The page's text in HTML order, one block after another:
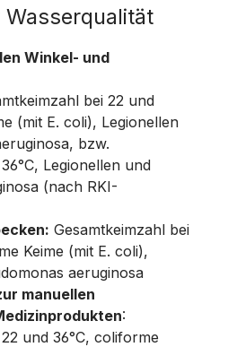
Winkel- und
bei 22 und
(mit E. coli), Legionellen
bzw.
Legionellen und
(nach RKI-
Gesamtkeimzahl bei
Keime (mit E. coli),
aeruginosa
manuellen
:
und 36°C, coliforme